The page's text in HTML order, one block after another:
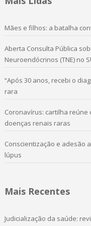
Mães e filhos: a batalha
Aberta Consulta Pública
Neuroendócrinos (TNE) no
“Após 30 anos, recebi o
rara
Coronavírus: cartilha
doenças renais raras
Conscientização e adesão
lúpus
Mais Recentes
Judicialização da saúde: